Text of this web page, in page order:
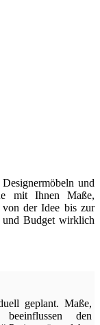
und
mit Ihnen Maße,
der Idee bis zur
Budget wirklich
geplant. Maße,
den